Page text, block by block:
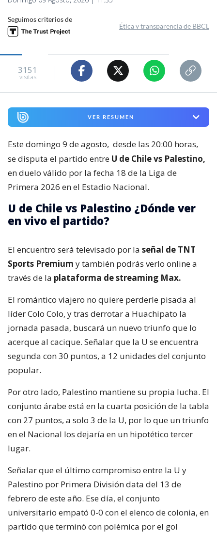
Seguimos criterios de
Ética y transparencia de BBCL
3151
visitas
VER RESUMEN
Este domingo 9 de agosto, desde las 20:00 horas,
se disputa el partido entre U de Chile vs Palestino,
en duelo válido por la fecha 18 de la Liga de
Primera 2026 en el Estadio Nacional.
U de Chile vs Palestino ¿Dónde ver
en vivo el partido?
El encuentro será televisado por la señal de TNT
Sports Premium y también podrás verlo online a
través de la plataforma de streaming Max.
El romántico viajero no quiere perderle pisada al
líder Colo Colo, y tras derrotar a Huachipato la
jornada pasada, buscará un nuevo triunfo que lo
acerque al cacique. Señalar que la U se encuentra
segunda con 30 puntos, a 12 unidades del conjunto
popular.
Por otro lado, Palestino mantiene su propia lucha. El
conjunto árabe está en la cuarta posición de la tabla
con 27 puntos, a solo 3 de la U, por lo que un triunfo
en el Nacional los dejaría en un hipotético tercer
lugar.
Señalar que el último compromiso entre la U y
Palestino por Primera División data del 13 de
febrero de este año. Ese día, el conjunto
universitario empató 0-0 con el elenco de colonia, en
partido que terminó con polémica por el gol